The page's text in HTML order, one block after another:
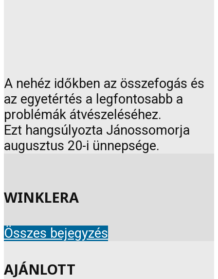
A nehéz időkben az összefogás és
az egyetértés a legfontosabb a
problémák átvészeléséhez.
Ezt hangsúlyozta Jánossomorja
augusztus 20-i ünnepsége.
WINKLERA
Összes bejegyzés
AJÁNLOTT